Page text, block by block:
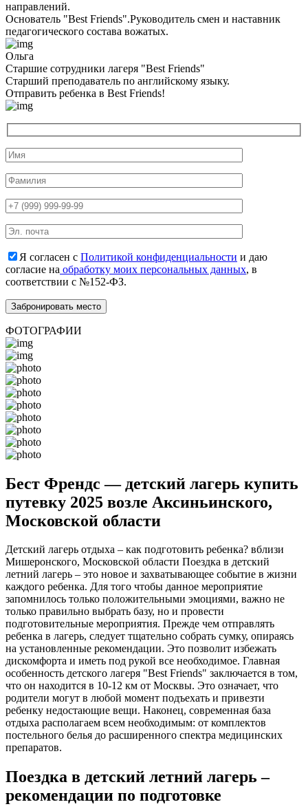
направлений.
Основатель "Best Friends".Руководитель смен и наставник
педагогического состава вожатых.
Ольга
Старшие сотрудники лагеря "Best Friends"
Cтарший преподаватель по английскому языку.
Отправить ребенка в Best Friends!
Я согласен с Политикой конфиденциальности и даю
согласие на обработку моих персональных данных, в
соответствии с №152-ФЗ.
ФОТОГРАФИИ
Бест Френдс — детский лагерь купить
путевку 2025 возле Аксиньинского,
Московской области
Детский лагерь отдыха – как подготовить ребенка? вблизи
Мишеронского, Московской области Поездка в детский
летний лагерь – это новое и захватывающее событие в жизни
каждого ребенка. Для того чтобы данное мероприятие
запомнилось только положительными эмоциями, важно не
только правильно выбрать базу, но и провести
подготовительные мероприятия. Прежде чем отправлять
ребенка в лагерь, следует тщательно собрать сумку, опираясь
на установленные рекомендации. Это позволит избежать
дискомфорта и иметь под рукой все необходимое. Главная
особенность детского лагеря "Best Friends" заключается в том,
что он находится в 10-12 км от Москвы. Это означает, что
родители могут в любой момент подъехать и привезти
ребенку недостающие вещи. Наконец, современная база
отдыха располагаем всем необходимым: от комплектов
постельного белья до расширенного спектра медицинских
препаратов.
Поездка в детский летний лагерь –
рекомендации по подготовке